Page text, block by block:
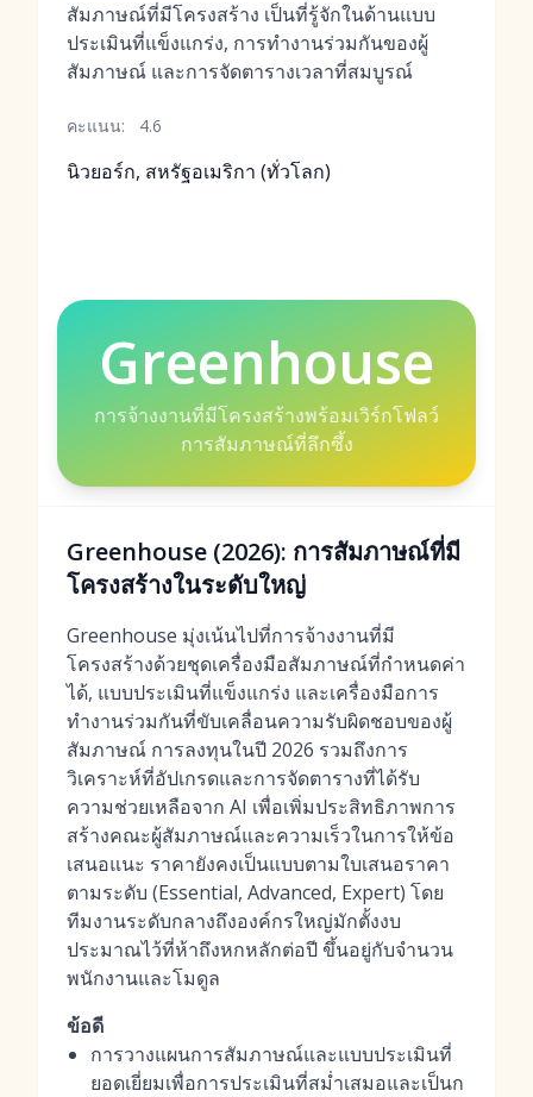
สัมภาษณ์ที่มีโครงสร้าง เป็นที่รู้จักในด้านแบบ
ประเมินที่แข็งแกร่ง, การทำงานร่วมกันของผู้
สัมภาษณ์ และการจัดตารางเวลาที่สมบูรณ์
คะแนน: 4.6
นิวยอร์ก, สหรัฐอเมริกา (ทั่วโลก)
Greenhouse
การจ้างงานที่มีโครงสร้างพร้อมเวิร์กโฟลว์
การสัมภาษณ์ที่ลึกซึ้ง
Greenhouse (2026): การสัมภาษณ์ที่มี
โครงสร้างในระดับใหญ่
Greenhouse มุ่งเน้นไปที่การจ้างงานที่มี
โครงสร้างด้วยชุดเครื่องมือสัมภาษณ์ที่กำหนดค่า
ได้, แบบประเมินที่แข็งแกร่ง และเครื่องมือการ
ทำงานร่วมกันที่ขับเคลื่อนความรับผิดชอบของผู้
สัมภาษณ์ การลงทุนในปี 2026 รวมถึงการ
วิเคราะห์ที่อัปเกรดและการจัดตารางที่ได้รับ
ความช่วยเหลือจาก AI เพื่อเพิ่มประสิทธิภาพการ
สร้างคณะผู้สัมภาษณ์และความเร็วในการให้ข้อ
เสนอแนะ ราคายังคงเป็นแบบตามใบเสนอราคา
ตามระดับ (Essential, Advanced, Expert) โดย
ทีมงานระดับกลางถึงองค์กรใหญ่มักตั้งงบ
ประมาณไว้ที่ห้าถึงหกหลักต่อปี ขึ้นอยู่กับจำนวน
พนักงานและโมดูล
ข้อดี
การวางแผนการสัมภาษณ์และแบบประเมินที่
ยอดเยี่ยมเพื่อการประเมินที่สม่ำเสมอและเป็นก